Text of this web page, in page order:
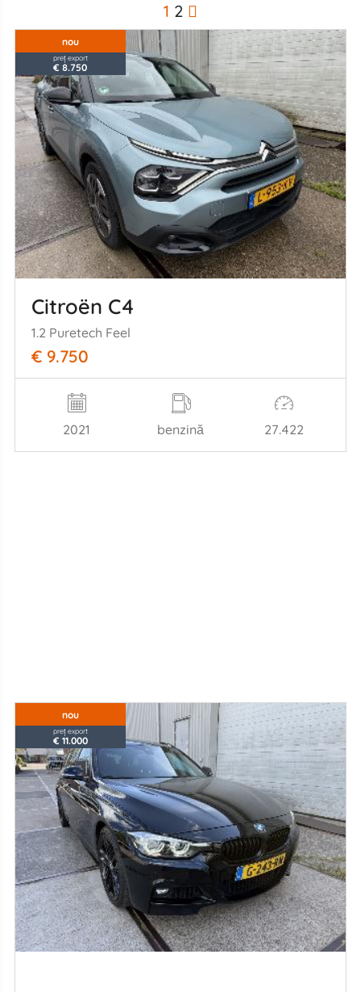
1 2
nou
preț export
€ 8.750
Citroën C4
1.2 Puretech Feel
€ 9.750
2021 benzină 27.422
nou
preț export
€ 11.000